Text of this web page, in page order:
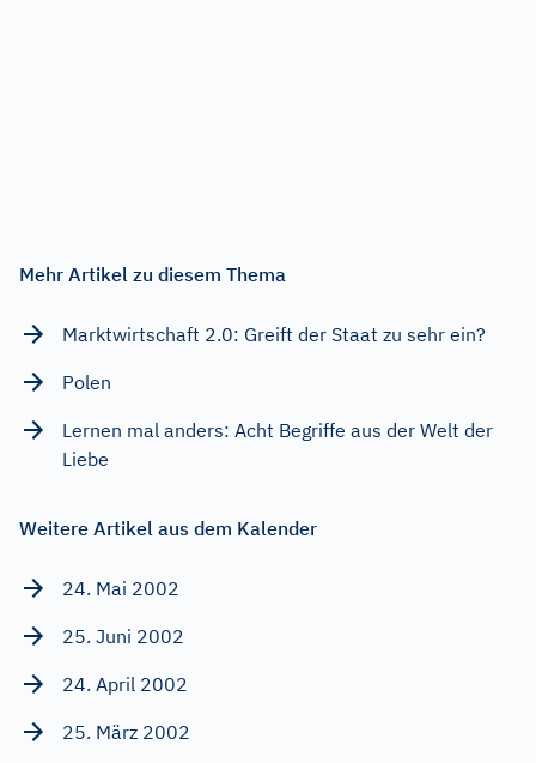
Mehr Artikel zu diesem Thema
Marktwirtschaft 2.0: Greift der Staat zu sehr ein?
Polen
Lernen mal anders: Acht Begriffe aus der Welt der
Liebe
Weitere Artikel aus dem Kalender
24. Mai 2002
25. Juni 2002
24. April 2002
25. März 2002